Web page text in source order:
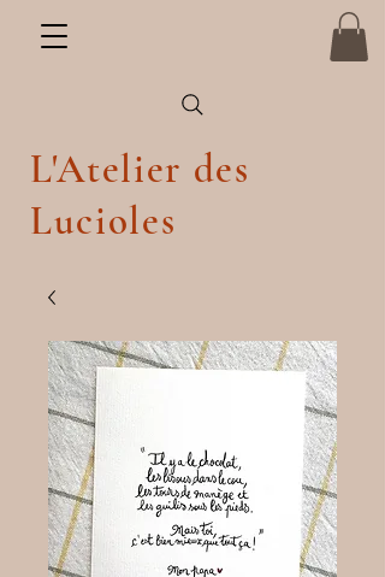
L'Atelier des
Lucioles